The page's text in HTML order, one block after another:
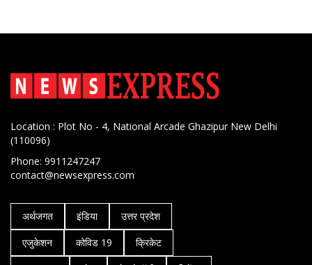
Location : Plot No - 4, National Arcade Ghazipur New Delhi
(110096)
Phone: 9911247247
contact@newsexpress.com
अर्थजगत इंडिया
उत्तर प्रदेश
एजुकेशन
कोविड 19
क्रिकेट